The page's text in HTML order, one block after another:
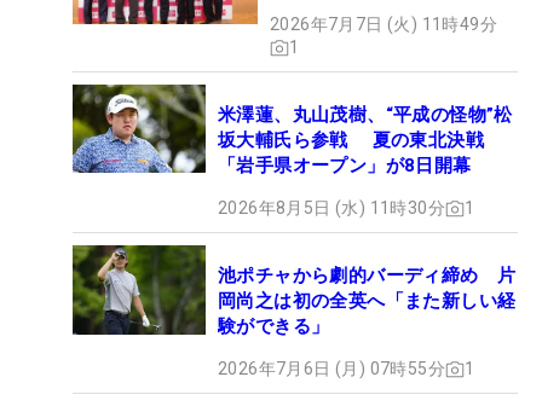
2026年7月7日 (火) 11時49分
1
米澤蓮、丸山茂樹、“平成の怪物”松
坂大輔氏ら参戦 夏の東北決戦
「岩手県オープン」が8日開幕
2026年8月5日 (水) 11時30分 1
池ポチャから劇的バーディ締め 片
岡尚之は初の全英へ「また新しい経
験ができる」
2026年7月6日 (月) 07時55分 1